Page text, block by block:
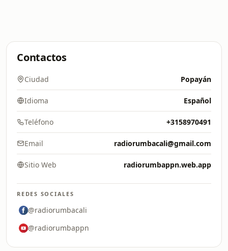
Contactos
Ciudad Popayán
Idioma Español
Teléfono +3158970491
Email radiorumbacali@gmail.com
Sitio Web radiorumbappn.web.app
REDES SOCIALES
@radiorumbacali
@radiorumbappn